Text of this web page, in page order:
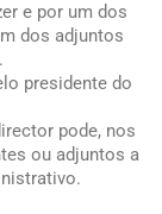
e por um dos
dos adjuntos
presidente do
pode, nos
ou adjuntos a